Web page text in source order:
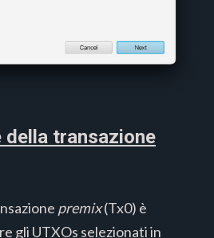
transazione
premix(Tx0) è
gli UTXOs selezionati in